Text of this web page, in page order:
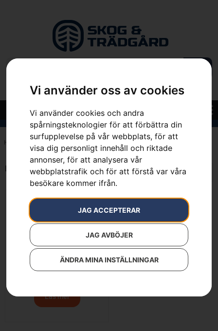
Vi använder oss av cookies
Vi använder cookies och andra
spårningsteknologier för att förbättra din
surfupplevelse på vår webbplats, för att
visa dig personligt innehåll och riktade
annonser, för att analysera vår
webbplatstrafik och för att förstå var våra
besökare kommer ifrån.
JAG ACCEPTERAR
JAG AVBÖJER
ÄNDRA MINA INSTÄLLNINGAR
Hem 7333377452947
Endast ett sökresultat
Husqvarna LB 448iV
13 500kr
Läs mer